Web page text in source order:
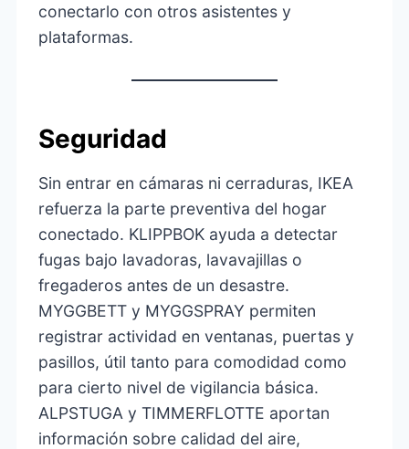
conectarlo con otros asistentes y
plataformas.
Seguridad
Sin entrar en cámaras ni cerraduras, IKEA
refuerza la parte preventiva del hogar
conectado. KLIPPBOK ayuda a detectar
fugas bajo lavadoras, lavavajillas o
fregaderos antes de un desastre.
MYGGBETT y MYGGSPRAY permiten
registrar actividad en ventanas, puertas y
pasillos, útil tanto para comodidad como
para cierto nivel de vigilancia básica.
ALPSTUGA y TIMMERFLOTTE aportan
información sobre calidad del aire,